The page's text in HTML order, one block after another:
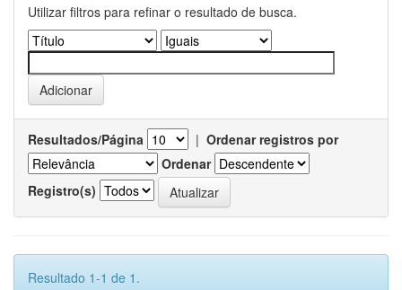
Utilizar filtros para refinar o resultado de busca.
Resultados/Página | Ordenar registros por
Ordenar
Registro(s)
Resultado 1-1 de 1.